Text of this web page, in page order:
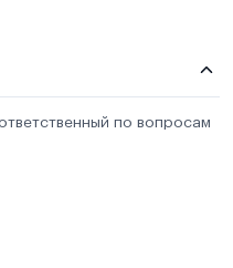
по вопросам